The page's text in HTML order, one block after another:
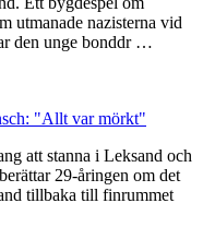
utmanade nazisterna vid
den unge bonddr …
"Allt var mörkt"
att stanna i Leksand och
29-åringen om det
tillbaka till finrummet